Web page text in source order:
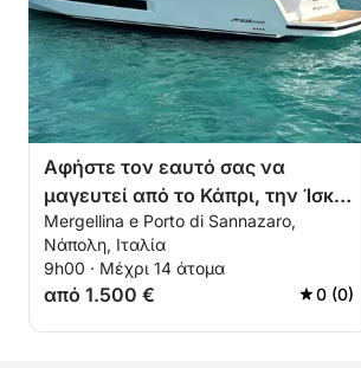
Αφήστε τον εαυτό σας να
μαγευτεί από το Κάπρι, την Ίσκια
και την Προτσίντα
Mergellina e Porto di Sannazaro,
Νάπολη, Ιταλία
9h00 · Μέχρι 14 άτομα
από 1.500 € 0 (0)